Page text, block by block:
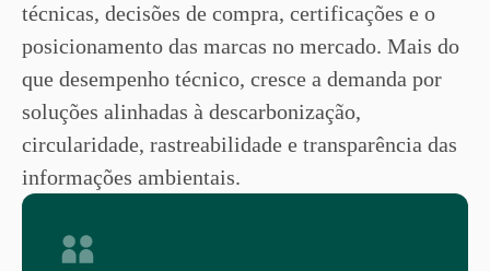
técnicas, decisões de compra, certificações e o
posicionamento das marcas no mercado. Mais do
que desempenho técnico, cresce a demanda por
soluções alinhadas à descarbonização,
circularidade, rastreabilidade e transparência das
informações ambientais.